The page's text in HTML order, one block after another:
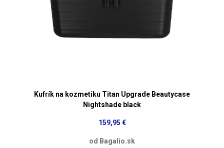
Kufrík na kozmetiku Titan Upgrade Beautycase
Nightshade black
159,95 €
od Bagalio.sk